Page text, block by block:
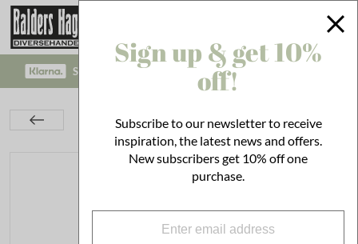
SAFE PAYMENT WITH KLARNA CHECKOUT!
Table Cloths & Table Runners
Table Cloth Svea Pink
Sign up & get 10%
off!
Subscribe to our newsletter to receive
inspiration, the latest news and offers.
New subscribers get 10% off one
purchase.